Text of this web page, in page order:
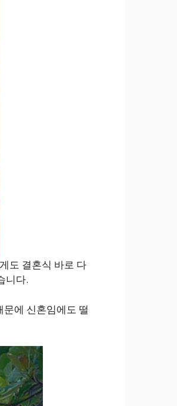
도 결혼식 바로 다
니다.
에 신혼임에도 떨